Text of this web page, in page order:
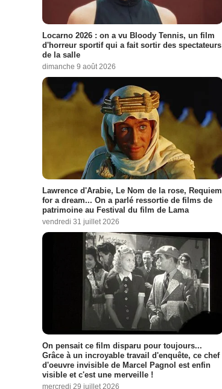
Locarno 2026 : on a vu Bloody Tennis, un film
d'horreur sportif qui a fait sortir des spectateurs
de la salle
dimanche 9 août 2026
Lawrence d'Arabie, Le Nom de la rose, Requiem
for a dream... On a parlé ressortie de films de
patrimoine au Festival du film de Lama
vendredi 31 juillet 2026
On pensait ce film disparu pour toujours...
Grâce à un incroyable travail d'enquête, ce chef
d'oeuvre invisible de Marcel Pagnol est enfin
visible et c'est une merveille !
mercredi 29 juillet 2026